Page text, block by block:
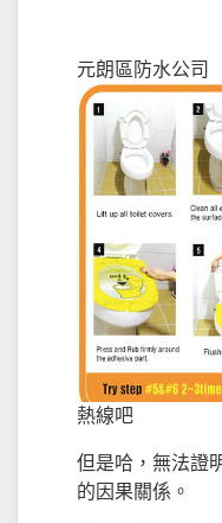
元朗區防水公司
熱線吧
但是哈，無法證
的因果關係。